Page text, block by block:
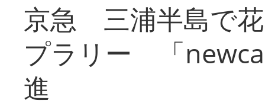
京急 三浦半島で
プラリー 「
進